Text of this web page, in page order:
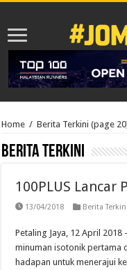
Home / Berita Terkini (page
Berita Terkini
100PLUS Lancar
13/04/2018 Berita Terkini
Petaling Jaya, 12 April
minuman isotonik pertama
hadapan untuk menerajui